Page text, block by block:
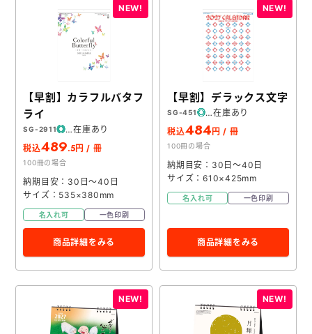
【早割】カラフルバタフ
ライ
SG-2911
在庫あり
税込489.5円 / 冊
100冊の場合
納期目安：30日～40日
サイズ：535×380mm
名入れ可 一色印刷
商品詳細をみる
【早割】デラックス文字
SG-451
在庫あり
税込484円 / 冊
100冊の場合
納期目安：30日～40日
サイズ：610×425mm
名入れ可 一色印刷
商品詳細をみる